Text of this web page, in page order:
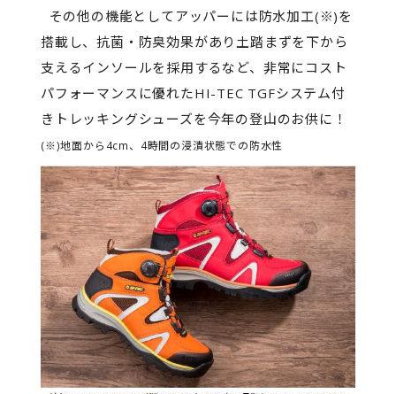
その他の機能としてアッパーには防水加工(※)を
搭載し、抗菌・防臭効果があり土踏まずを下から
支えるインソールを採用するなど、非常にコスト
パフォーマンスに優れたHI-TEC TGFシステム付
きトレッキングシューズを今年の登山のお供に！
(※)地面から4cm、4時間の浸漬状態での防水性